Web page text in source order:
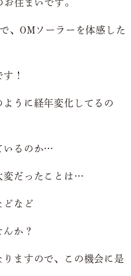
住まいです。
、OMソーラーを体感した
！
うに経年変化してるの
いるのか…
変だったことは…
どなど
か？
ますので、この機会に是